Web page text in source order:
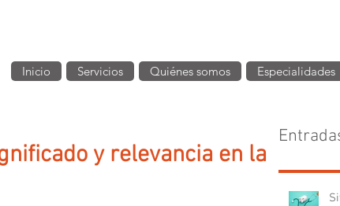
Inicio Servicios Quiénes somos Especialidades
y relevancia en la